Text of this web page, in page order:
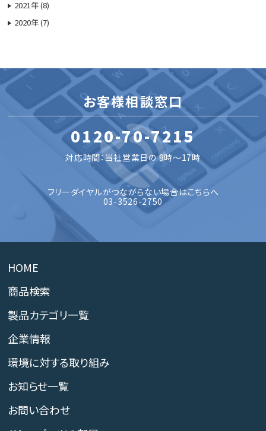
2021年 (8)
2020年 (7)
お客様相談窓口
0120-70-7215
対応時間：当社営業日の 9時～17時
フリーダイヤルがつながらない場合はこちらへ
03-3526-2750
HOME
商品検索
製品カテゴリ一覧
企業情報
環境に対する取り組み
お知らせ一覧
お問い合わせ